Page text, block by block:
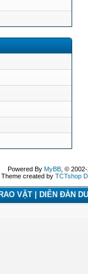
Powered By MyBB, © 2002-
Theme created by TCTshop
VẶT | DIỄN ĐÀN